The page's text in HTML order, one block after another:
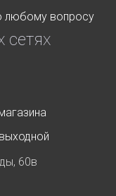
любому вопросу
60в